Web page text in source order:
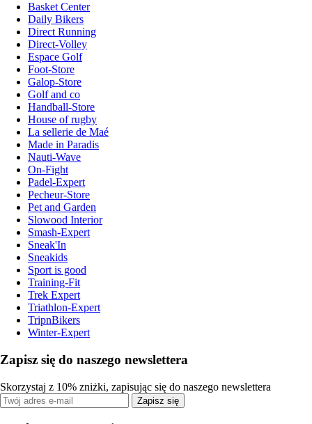
Basket Center
Daily Bikers
Direct Running
Direct-Volley
Espace Golf
Foot-Store
Galop-Store
Golf and co
Handball-Store
House of rugby
La sellerie de Maé
Made in Paradis
Nauti-Wave
On-Fight
Padel-Expert
Pecheur-Store
Pet and Garden
Slowood Interior
Smash-Expert
Sneak'In
Sneakids
Sport is good
Training-Fit
Trek Expert
Triathlon-Expert
TripnBikers
Winter-Expert
Zapisz się do naszego newslettera
Skorzystaj z 10% zniżki, zapisując się do naszego newslettera
Zapisz się